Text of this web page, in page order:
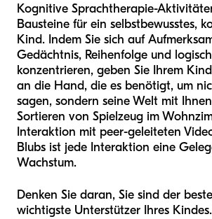
Kognitive Sprachtherapie-
Bausteine für ein selbstbewusstes,
Kind. Indem Sie sich auf
Gedächtnis, Reihenfolge und
konzentrieren, geben Sie Ihrem
an die Hand, die es benötigt, um
sagen, sondern seine Welt mit
Sortieren von Spielzeug im
Interaktion mit peer-geleiteten
Blubs ist jede Interaktion eine
Wachstum.
Denken Sie daran, Sie sind der
wichtigste Unterstützer Ihres